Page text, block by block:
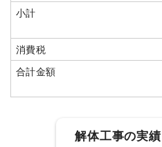
坪数
建物解体費用
総額
小計
消費税
合計金額
解体工事の実